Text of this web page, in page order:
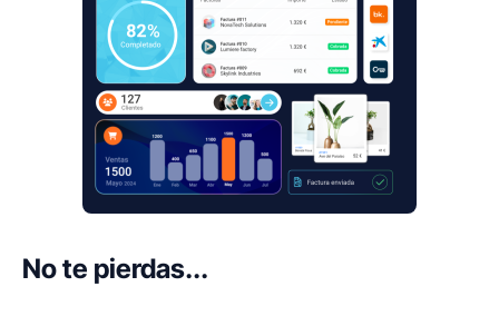
No te pierdas...